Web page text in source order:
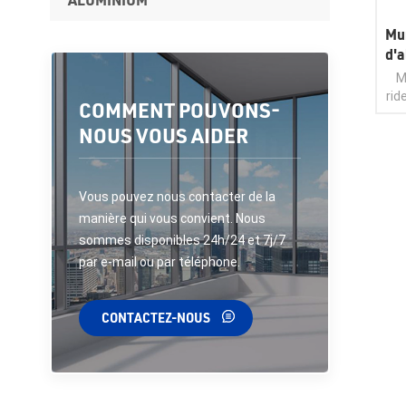
COMMENT POUVONS-
NOUS VOUS AIDER
Vous pouvez nous contacter de la
manière qui vous convient. Nous
sommes disponibles 24h/24 et 7j/7
par e-mail ou par téléphone.
CONTACTEZ-NOUS